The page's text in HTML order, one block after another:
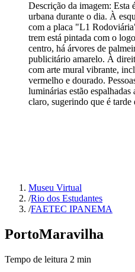
Descrição da imagem: Esta
urbana durante o dia. À
com a placa "L1
trem está pintada com o
centro, há árvores de
publicitário amarelo. À
com arte mural vibrante,
vermelho e dourado.
luminárias estão
claro, sugerindo que é tarde
Museu Virtual
/Rio dos Estudantes
/FAETEC IPANEMA
PortoMaravilha
Tempo de leitura 2 min